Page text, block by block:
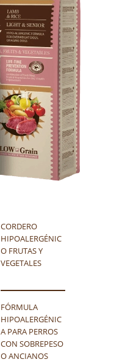
CORDERO
HIPOALERGÉNIC
O FRUTAS Y
VEGETALES
FÓRMULA
HIPOALERGÉNIC
A PARA PERROS
CON SOBREPESO
O ANCIANOS